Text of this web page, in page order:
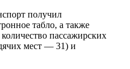
получил
табло, а также
пассажирских
мест — 31) и